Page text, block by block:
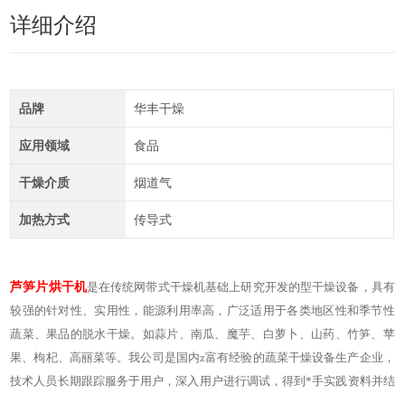
详细介绍
品牌 华丰干燥
应用领域 食品
干燥介质 烟道气
加热方式 传导式
芦笋片烘干机是在传统网带式干燥机基础上研究开发的型干燥设备，具有
较强的针对性、实用性，能源利用率高，广泛适用于各类地区性和季节性
蔬菜、果品的脱水干燥。如蒜片、南瓜、魔芋、白萝卜、山药、竹笋、苹
果、枸杞、高丽菜等。我公司是国内z富有经验的蔬菜干燥设备生产企业，
技术人员长期跟踪服务于用户，深入用户进行调试，得到*手实践资料并结